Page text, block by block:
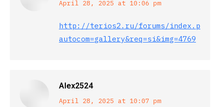
says:
April 28, 2025 at 10:06 pm
http://terios2.ru/forums/index.php?
autocom=gallery&req=si&img=4769
Alex2524
says:
April 28, 2025 at 10:07 pm